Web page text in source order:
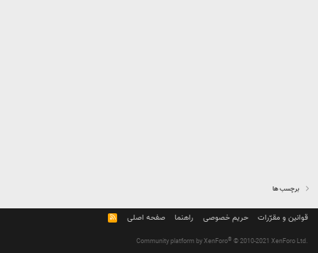
برچسب ها
قوانین و مقرّرات حریم خصوصی راهنما صفحه اصلی
R
S
Community platform by XenForo® © 2010-2021 XenForo Ltd.